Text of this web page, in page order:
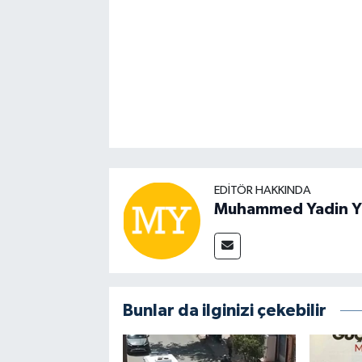
EDITÖR HAKKINDA
Muhammed Yadin
Bunlar da ilginizi çekebilir